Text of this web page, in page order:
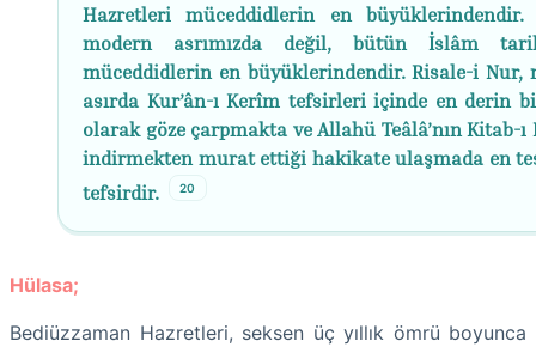
Hazretleri müceddidlerin en büyüklerindendir.
modern asrımızda değil, bütün İslâm
müceddidlerin en büyüklerindendir. Risale-i Nur,
asırda Kur’ân-ı Kerîm tefsirleri içinde en derin
olarak göze çarpmakta ve Allahü Teâlâ’nın Kitab-ı
indirmekten murat ettiği hakikate ulaşmada en
tefsirdir.
20
Hülasa;
Bediüzzaman Hazretleri, seksen üç yıllık ömrü boyunca